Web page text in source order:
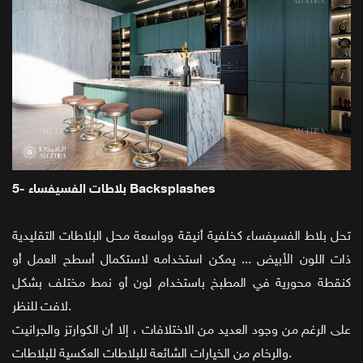
5- بلاطات الفسيفساء Backsplashes
تحل بلاط الفسيفساء كخلفية أنيقة وواسعة محل البلاطات التقليدية
ذات اللون الأبيض ... يمكن استخدامه لاستكمال أسطح العمل أو
كنقطة محورية في المطبخ باستخدام لون أو نمط مختلف بشكل
لافت للنظر.
على الرغم من وجود العديد من الاختلافات ، إلا أن الكوارتز والجرانيت
والرخام من الخيارات الشائعة للبلاطات العكسية للبلاطات.